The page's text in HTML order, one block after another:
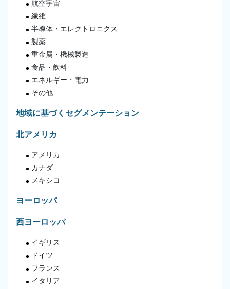
航空宇宙
繊維
半導体・エレクトロニクス
製薬
重金属・機械製造
食品・飲料
エネルギー・電力
その他
地域に基づくセグメンテーション
北アメリカ
アメリカ
カナダ
メキシコ
ヨーロッパ
西ヨーロッパ
イギリス
ドイツ
フランス
イタリア